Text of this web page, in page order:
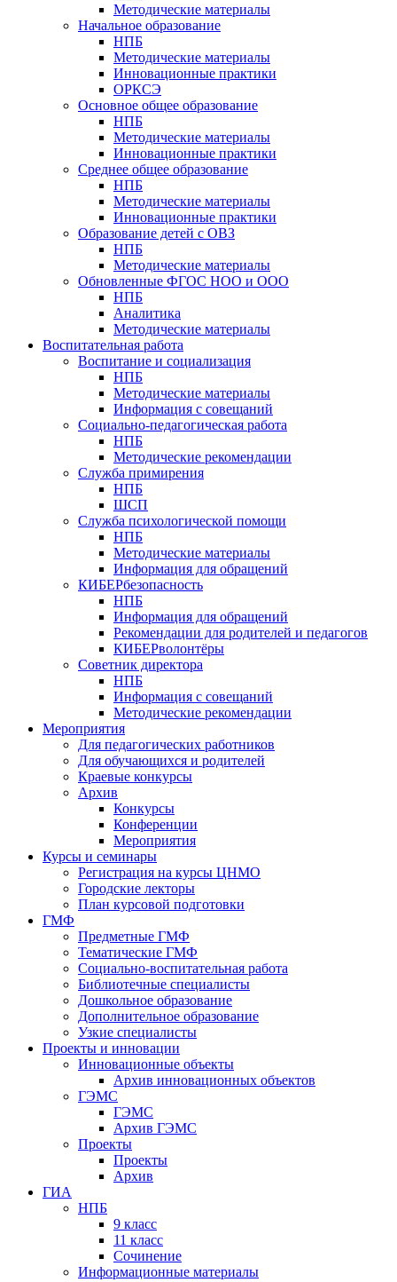
Методические материалы
Начальное образование
НПБ
Методические материалы
Инновационные практики
ОРКСЭ
Основное общее образование
НПБ
Методические материалы
Инновационные практики
Среднее общее образование
НПБ
Методические материалы
Инновационные практики
Образование детей с ОВЗ
НПБ
Методические материалы
Обновленные ФГОС НОО и ООО
НПБ
Аналитика
Методические материалы
Воспитательная работа
Воспитание и социализация
НПБ
Методические материалы
Информация с совещаний
Социально-педагогическая работа
НПБ
Методические рекомендации
Служба примирения
НПБ
ШСП
Служба психологической помощи
НПБ
Методические материалы
Информация для обращений
КИБЕРбезопасность
НПБ
Информация для обращений
Рекомендации для родителей и педагогов
КИБЕРволонтёры
Советник директора
НПБ
Информация с совещаний
Методические рекомендации
Мероприятия
Для педагогических работников
Для обучающихся и родителей
Краевые конкурсы
Архив
Конкурсы
Конференции
Мероприятия
Курсы и семинары
Регистрация на курсы ЦНМО
Городские лекторы
План курсовой подготовки
ГМФ
Предметные ГМФ
Тематические ГМФ
Социально-воспитательная работа
Библиотечные специалисты
Дошкольное образование
Дополнительное образование
Узкие специалисты
Проекты и инновации
Инновационные объекты
Архив инновационных объектов
ГЭМС
ГЭМС
Архив ГЭМС
Проекты
Проекты
Архив
ГИА
НПБ
9 класс
11 класс
Сочинение
Информационные материалы